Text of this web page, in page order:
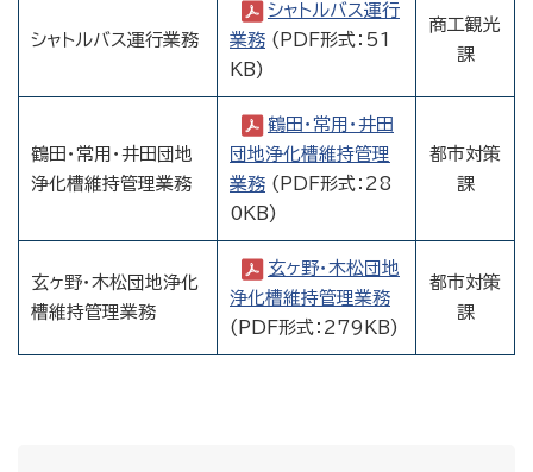
シャトルバス運行業務
シャトルバス運行
業務 (PDF形式：51
KB)
商工観光
課
鶴田・常用・井田団地
浄化槽維持管理業務
鶴田・常用・井田
団地浄化槽維持管理
業務 (PDF形式：28
0KB)
都市対策
課
玄ヶ野・木松団地浄化
槽維持管理業務
玄ヶ野・木松団地
浄化槽維持管理業務
(PDF形式：279KB)
都市対策
課